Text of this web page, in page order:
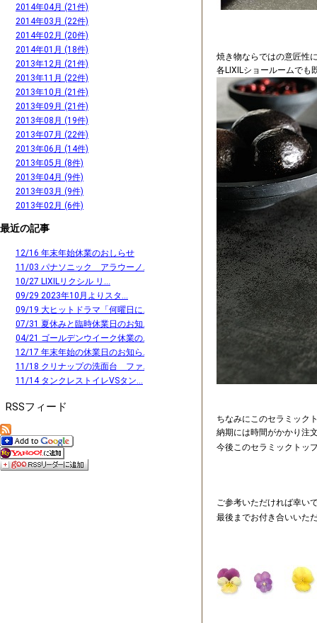
焼き物ならではの意匠性
各LIXILショールームでも
ちなみにこのセラミック
納期には時間がかかり注
今後このセラミックトッ
ご参考いただければ幸い
最後までお付き合いいた
2014年04月 (21件)
2014年03月 (22件)
2014年02月 (20件)
2014年01月 (18件)
2013年12月 (21件)
2013年11月 (22件)
2013年10月 (21件)
2013年09月 (21件)
2013年08月 (19件)
2013年07月 (22件)
2013年06月 (14件)
2013年05月 (8件)
2013年04月 (9件)
2013年03月 (9件)
2013年02月 (6件)
最近の記事
12/16 年末年始休業のおしらせ
11/03 パナソニック アラウーノ...
10/27 LIXILリクシル リ...
09/29 2023年10月よりスタ...
09/19 大ヒットドラマ「何曜日に...
07/31 夏休みと臨時休業日のお知...
04/21 ゴールデンウイーク休業の...
12/17 年末年始の休業日のお知ら...
11/18 クリナップの洗面台 ファ...
11/14 タンクレストイレVSタン...
RSSフィード